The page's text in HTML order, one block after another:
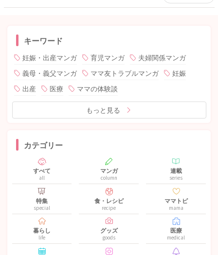
キーワード
妊娠・出産マンガ 育児マンガ
夫婦関係マンガ
義母・義父マンガ
ママ友トラブルマンガ
妊娠
出産
医療 ママの体験談
もっと見る
カテゴリー
すべて
all
マンガ
column
連載
series
特集
special
食・レシピ
recipe
ママトピ
mama
暮らし
life
グッズ
goods
医療
medical